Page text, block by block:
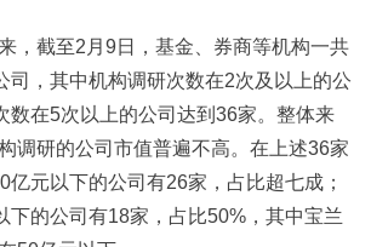
，截至2月9日，基金、券商等机构一共
司，其中机构调研次数在2次及以上的公
数在5次以上的公司达到36家。整体来
调研的公司市值普遍不高。在上述36家
亿元以下的公司有26家，占比超七成；
下的公司有18家，占比50%，其中宝兰